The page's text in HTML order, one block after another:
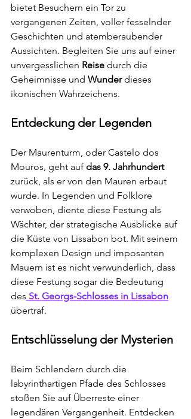
bietet Besuchern ein Tor zu
vergangenen Zeiten, voller fesselnder
Geschichten und atemberaubender
Aussichten. Begleiten Sie uns auf einer
unvergesslichen Reise durch die
Geheimnisse und Wunder dieses
ikonischen Wahrzeichens.
Entdeckung der Legenden
Der Maurenturm, oder Castelo dos
Mouros, geht auf das 9. Jahrhundert
zurück, als er von den Mauren erbaut
wurde. In Legenden und Folklore
verwoben, diente diese Festung als
Wächter, der strategische Ausblicke auf
die Küste von Lissabon bot. Mit seinem
komplexen Design und imposanten
Mauern ist es nicht verwunderlich, dass
diese Festung sogar die Bedeutung
des St. Georgs-Schlosses in Lissabon
übertraf.
Entschlüsselung der Mysterien
Beim Schlendern durch die
labyrinthartigen Pfade des Schlosses
stoßen Sie auf Überreste einer
legendären Vergangenheit. Entdecken